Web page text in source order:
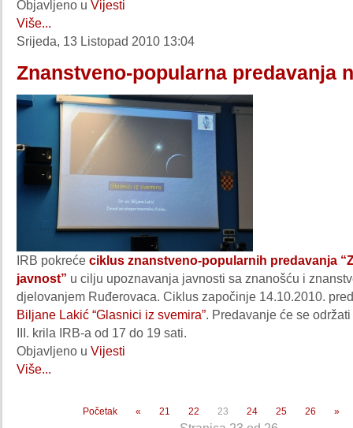
Objavljeno u Vijesti
Više...
Srijeda, 13 Listopad 2010 13:04
Znanstveno-popularna predavanja
IRB pokreće ciklus znanstveno-popularnih predavanja
javnost” u cilju upoznavanja javnosti sa znanošću i
djelovanjem Ruđerovaca. Ciklus započinje 14.10.2010.
Biljane Lakić “Glasnici iz svemira”. Predavanje će se
III. krila IRB-a od 17 do 19 sati.
Objavljeno u Vijesti
Više...
Početak « 21 22 23 24 25 26 »